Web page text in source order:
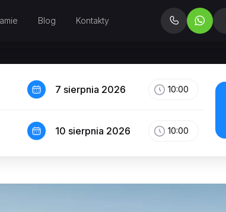
Blog Kontakty
7 sierpnia 2026 10:00
10 sierpnia 2026 10:00